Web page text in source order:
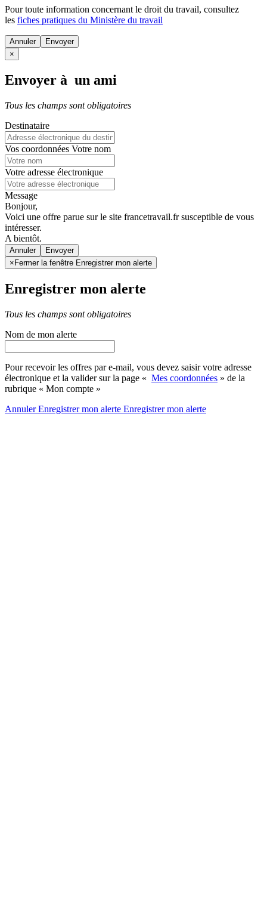
Pour toute information concernant le droit du travail, consultez
les fiches pratiques du Ministère du travail
Annuler
×
Envoyer à un ami
Tous les champs sont obligatoires
Destinataire
Vos coordonnées Votre nom
Votre adresse électronique
Message
Bonjour,
Voici une offre parue sur le site francetravail.fr susceptible de vous
intéresser.
A bientôt.
Annuler
× Fermer la fenêtre Enregistrer mon alerte
Enregistrer mon alerte
Tous les champs sont obligatoires
Nom de mon alerte
Pour recevoir les offres par e-mail, vous devez saisir votre adresse
électronique et la valider sur la page « Mes coordonnées » de la
rubrique « Mon compte »
AnnulerEnregistrer mon alerte Enregistrermon alerte